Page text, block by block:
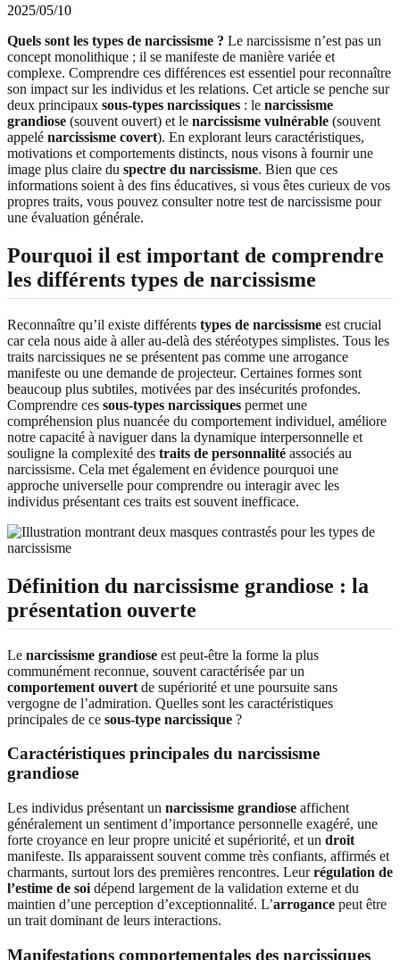
2025/05/10
Quels sont les types de narcissisme ? Le narcissisme n’est pas un
concept monolithique ; il se manifeste de manière variée et
complexe. Comprendre ces différences est essentiel pour reconnaître
son impact sur les individus et les relations. Cet article se penche sur
deux principaux sous-types narcissiques : le narcissisme
grandiose (souvent ouvert) et le narcissisme vulnérable (souvent
appelé narcissisme covert). En explorant leurs caractéristiques,
motivations et comportements distincts, nous visons à fournir une
image plus claire du spectre du narcissisme. Bien que ces
informations soient à des fins éducatives, si vous êtes curieux de vos
propres traits, vous pouvez consulter notre test de narcissisme pour
une évaluation générale.
Pourquoi il est important de comprendre
les différents types de narcissisme
Reconnaître qu’il existe différents types de narcissisme est crucial
car cela nous aide à aller au-delà des stéréotypes simplistes. Tous les
traits narcissiques ne se présentent pas comme une arrogance
manifeste ou une demande de projecteur. Certaines formes sont
beaucoup plus subtiles, motivées par des insécurités profondes.
Comprendre ces sous-types narcissiques permet une
compréhension plus nuancée du comportement individuel, améliore
notre capacité à naviguer dans la dynamique interpersonnelle et
souligne la complexité des traits de personnalité associés au
narcissisme. Cela met également en évidence pourquoi une
approche universelle pour comprendre ou interagir avec les
individus présentant ces traits est souvent inefficace.
Définition du narcissisme grandiose : la
présentation ouverte
Le narcissisme grandiose est peut-être la forme la plus
communément reconnue, souvent caractérisée par un
comportement ouvert de supériorité et une poursuite sans
vergogne de l’admiration. Quelles sont les caractéristiques
principales de ce sous-type narcissique ?
Caractéristiques principales du narcissisme
grandiose
Les individus présentant un narcissisme grandiose affichent
généralement un sentiment d’importance personnelle exagéré, une
forte croyance en leur propre unicité et supériorité, et un droit
manifeste. Ils apparaissent souvent comme très confiants, affirmés et
charmants, surtout lors des premières rencontres. Leurrégulation de
l’estime de soi dépend largement de la validation externe et du
maintien d’une perception d’exceptionnalité. L’arrogance peut être
un trait dominant de leurs interactions.
Manifestations comportementales des narcissiques